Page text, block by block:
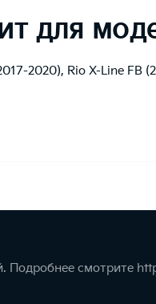
для
2020), Rio X-Line FB
Подробнее смотрите